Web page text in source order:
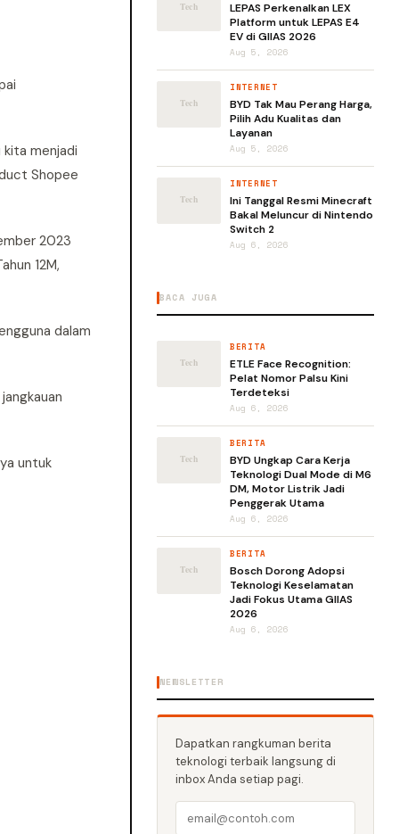
menjadi
Shopee
2023
12M,
dalam
untuk
LEPAS Perkenalkan LEX
Platform untuk LEPAS E4
EV di GIIAS 2026
Aug 5, 2026
INTERNET
BYD Tak Mau Perang Harga,
Pilih Adu Kualitas dan
Layanan
Aug 5, 2026
INTERNET
Ini Tanggal Resmi Minecraft
Bakal Meluncur di Nintendo
Switch 2
Aug 6, 2026
BACA JUGA
BERITA
ETLE Face Recognition:
Pelat Nomor Palsu Kini
Terdeteksi
Aug 6, 2026
BERITA
BYD Ungkap Cara Kerja
Teknologi Dual Mode di M6
DM, Motor Listrik Jadi
Penggerak Utama
Aug 6, 2026
BERITA
Bosch Dorong Adopsi
Teknologi Keselamatan
Jadi Fokus Utama GIIAS
2026
Aug 6, 2026
NEWSLETTER
Dapatkan rangkuman berita
teknologi terbaik langsung di
inbox Anda setiap pagi.